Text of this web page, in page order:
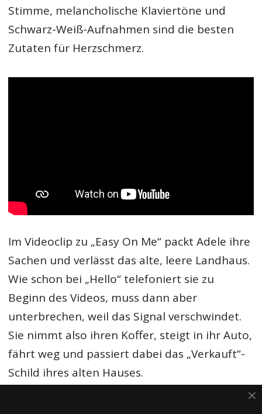
Stimme, melancholische Klaviertöne und
Schwarz-Weiß-Aufnahmen sind die besten
Zutaten für Herzschmerz.
Im Videoclip zu „Easy On Me“ packt Adele ihre
Sachen und verlässt das alte, leere Landhaus.
Wie schon bei „Hello“ telefoniert sie zu
Beginn des Videos, muss dann aber
unterbrechen, weil das Signal verschwindet.
Sie nimmt also ihren Koffer, steigt in ihr Auto,
fährt weg und passiert dabei das „Verkauft“-
Schild ihres alten Hauses.